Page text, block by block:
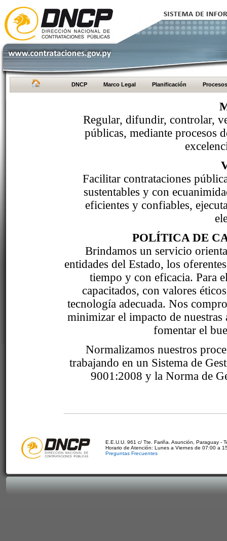
DNCP Marco Legal Planificación Procesos
Regular, difundir, controlar,
públicas, mediante procesos
Facilitar contrataciones
sustentables y con
eficientes y confiables,
POLÍTICA DE
Brindamos un servicio
entidades del Estado, los
tiempo y con eficacia. Para
capacitados, con valores
tecnología adecuada. Nos
minimizar el impacto de
fomentar el
Normalizamos nuestros
trabajando en un Sistema de
9001:2008 y la Norma de
E.E.U.U. 961 c/ Tte. Fariña. Asunción, Paraguay -
Horario de Atención: Lunes a Viernes de 07:00 a
Preguntas Frecuentes